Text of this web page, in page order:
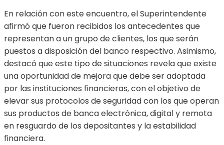
En relación con este encuentro, el Superintendente
afirmó que fueron recibidos los antecedentes que
representan a un grupo de clientes, los que serán
puestos a disposición del banco respectivo. Asimismo,
destacó que este tipo de situaciones revela que existe
una oportunidad de mejora que debe ser adoptada
por las instituciones financieras, con el objetivo de
elevar sus protocolos de seguridad con los que operan
sus productos de banca electrónica, digital y remota
en resguardo de los depositantes y la estabilidad
financiera.